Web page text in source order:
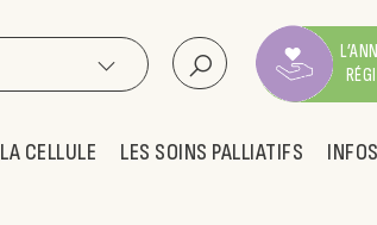
LA CELLULE LES SOINS PALLIATIFS